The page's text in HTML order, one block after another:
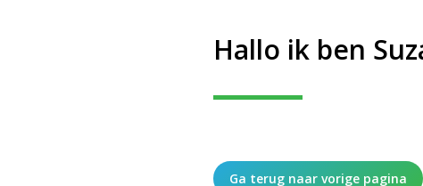
Hallo ik ben
Ga terug naar vorige pagina